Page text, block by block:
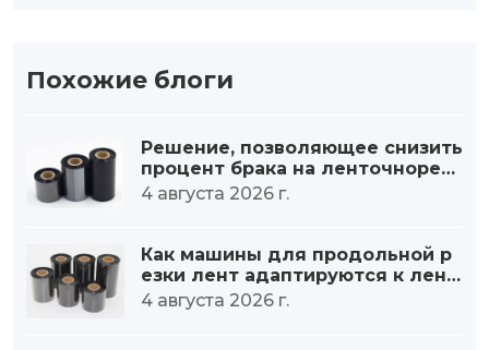
Похожие блоги
Решение, позволяющее снизить
процент брака на ленточнорезь
ных станках на 30%.
4 августа 2026 г.
Как машины для продольной р
езки лент адаптируются к лент
ам на восковой, смешанной и см
4 августа 2026 г.